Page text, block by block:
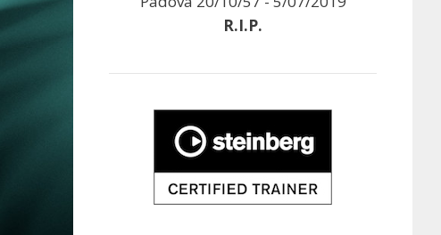
R.I.P.